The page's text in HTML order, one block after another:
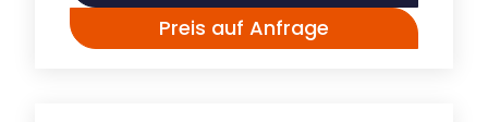
Preis auf Anfrage